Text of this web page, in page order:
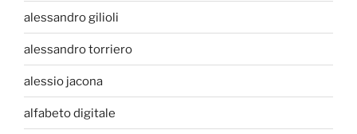
alessandro gilioli
alessandro torriero
alessio jacona
alfabeto digitale